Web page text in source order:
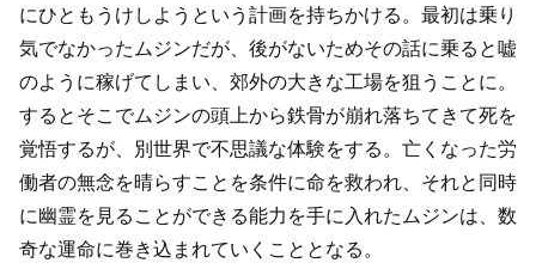
にひともうけしようという計画を持ちかける。最初は乗り
気でなかったムジンだが、後がないためその話に乗ると嘘
のように稼げてしまい、郊外の大きな工場を狙うことに。
するとそこでムジンの頭上から鉄骨が崩れ落ちてきて死を
覚悟するが、別世界で不思議な体験をする。亡くなった労
働者の無念を晴らすことを条件に命を救われ、それと同時
に幽霊を見ることができる能力を手に入れたムジンは、数
奇な運命に巻き込まれていくこととなる。